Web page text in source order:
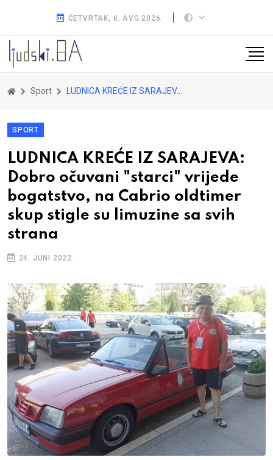
ČETVRTAK, 6. AVG 2026.
Sport LUDNICA KREĆE IZ SARAJEVA: Dobro očuvani "starci" vrijede bogatstvo, na Cabrio oldtimer skup stigle su limuzine sa svih strana
SPORT
LUDNICA KREĆE IZ SARAJEVA:
Dobro očuvani "starci" vrijede
bogatstvo, na Cabrio oldtimer
skup stigle su limuzine sa svih
strana
24. JUNI 2022.